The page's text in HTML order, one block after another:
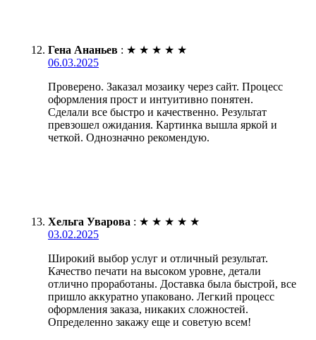
Гена Ананьев : ★ ★ ★ ★ ★
06.03.2025
Проверено. Заказал мозаику через сайт. Процесс
оформления прост и интуитивно понятен.
Сделали все быстро и качественно. Результат
превзошел ожидания. Картинка вышла яркой и
четкой. Однозначно рекомендую.
Хельга Уварова : ★ ★ ★ ★ ★
03.02.2025
Широкий выбор услуг и отличный результат.
Качество печати на высоком уровне, детали
отлично проработаны. Доставка была быстрой, все
пришло аккуратно упаковано. Легкий процесс
оформления заказа, никаких сложностей.
Определенно закажу еще и советую всем!